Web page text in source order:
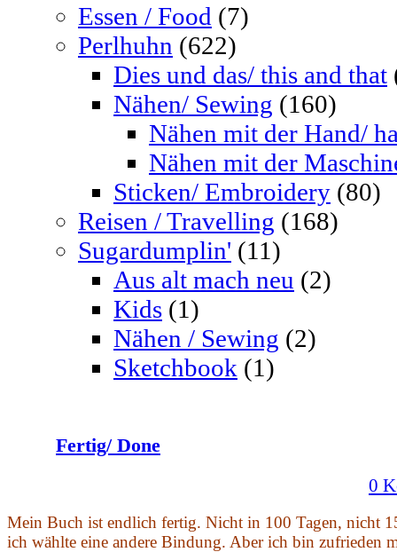
Essen / Food (7)
Perlhuhn (622)
Dies und das/ this and that
Nähen/ Sewing (160)
Nähen mit der Hand/
Nähen mit der
Sticken/ Embroidery (80)
Reisen / Travelling (168)
Sugardumplin' (11)
Aus alt mach neu (2)
Kids (1)
Nähen / Sewing (2)
Sketchbook (1)
Fertig/ Done
0
Mein Buch ist endlich fertig. Nicht in 100 Tagen, nicht
ich wählte eine andere Bindung. Aber ich bin zufrieden